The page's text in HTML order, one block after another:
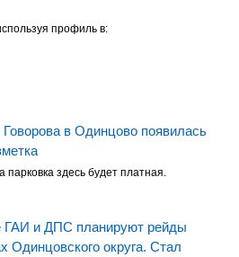
профиль в:
в Одинцово появилась
парковка здесь будет платная.
ГАИ и ДПС планируют рейды
Одинцовского округа. Стал